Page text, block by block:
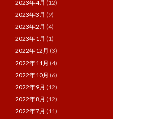
2023年4月 (12)
2023年3月 (9)
2023年2月 (4)
2023年1月 (1)
2022年12月 (3)
2022年11月 (4)
2022年10月 (6)
2022年9月 (12)
2022年8月 (12)
2022年7月 (11)